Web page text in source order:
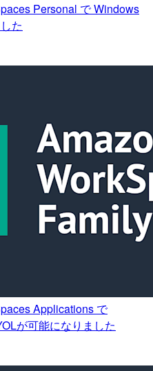
Personal で Windows
た
Applications で
が可能になりました